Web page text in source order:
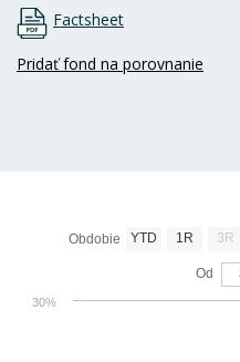
Factsheet
Pridať fond na porovnanie
30%
Obdobie YTD 1R 3R
Od